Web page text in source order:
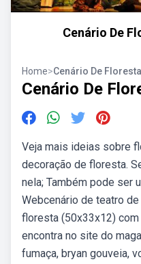
Cenário De
Home>Cenário De
Cenário De
Veja mais ideias sobre
decoração de floresta.
nela; Também pode ser
Webcenário de teatro
floresta (50x33x12)
encontra no site do
fumaça, bryan gouveia,